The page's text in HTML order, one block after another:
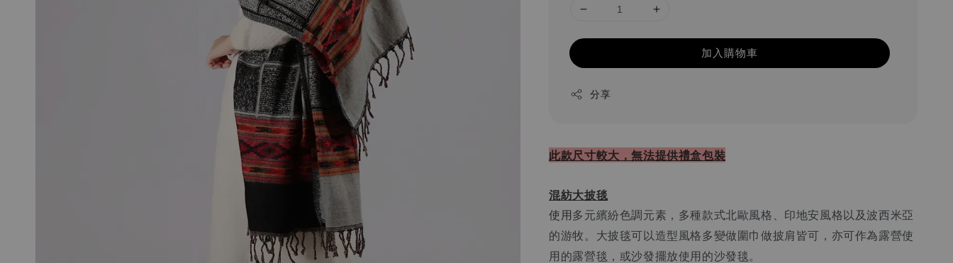
加入購物車
分享
此款尺寸較大，無法提供禮盒包裝
混紡大披毯
使用多元繽紛色調元素，多種款式北歐風格、印地安風格以及波西米亞
的游牧。大披毯可以造型風格多變做圍巾做披肩皆可，亦可作為露營使
用的露營毯，或沙發擺放使用的沙發毯。